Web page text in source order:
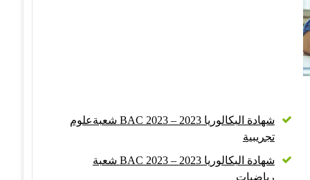
شهادة البكالوريا 2023 – BAC 2023 شعبةعلوم
تجريبية
شهادة البكالوريا 2023 – BAC 2023 شعبة
رياضيات